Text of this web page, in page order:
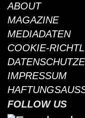
ABOUT
MAGAZINE
MEDIADATEN
COOKIE-
IMPRESSUM
FOLLOW US